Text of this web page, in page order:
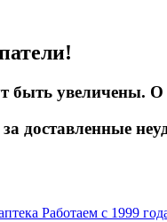
быть увеличены. О
доставленные
Работаем с 1999